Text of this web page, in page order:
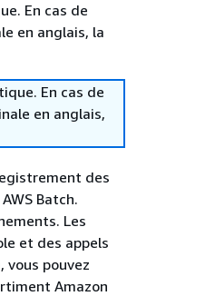
En cas de
en anglais, la
En cas de
en anglais,
des
Batch.
Les
et des appels
vous pouvez
Amazon